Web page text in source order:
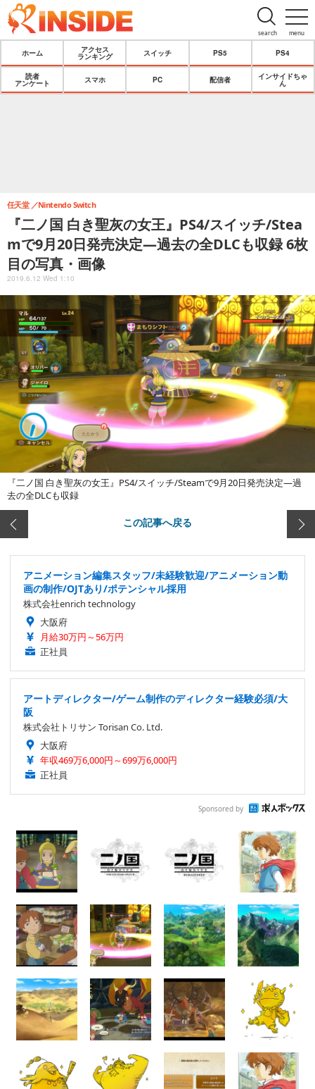
menu
search
ホーム
アクセス
ランキング
スイッチ PS5 PS4
読者
アンケート
スマホ PC 配信者
インサイドちゃ
ん
『二ノ国 白き聖灰の女王』PS4/スイッチ/Stea
mで9月20日発売決定―過去の全DLCも収録 6枚
目の写真・画像
任天堂 Nintendo Switch
2019.6.12 Wed 1:10
『二ノ国 白き聖灰の女王』PS4/スイッチ/Steamで9月20日発売決定―過
去の全DLCも収録
この記事へ戻る
アニメーション編集スタッフ/未経験歓迎/アニメーション動
画の制作/OJTあり/ポテンシャル採用
株式会社enrich technology
大阪府
月給30万円～56万円
正社員
アートディレクター/ゲーム制作のディレクター経験必須/大
阪
株式会社トリサン Torisan Co. Ltd.
大阪府
年収469万6,000円～699万6,000円
正社員
Sponsored by